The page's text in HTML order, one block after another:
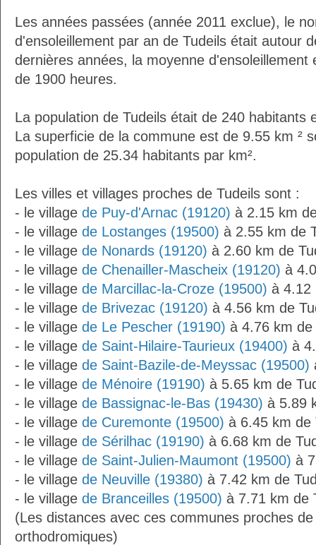
Les années passées (année 2011 exclue), le
d'ensoleillement par an de Tudeils était autour
dernières années, la moyenne d'ensoleillement
de 1900 heures.
La population de Tudeils était de 240 habitants
La superficie de la commune est de 9.55 km ²
population de 25.34 habitants par km².
Les villes et villages proches de Tudeils sont :
- le village de Puy-d'Arnac (19120) à 2.15 km
- le village de Lostanges (19500) à 2.55 km de
- le village de Nonards (19120) à 2.60 km de
- le village de Chenailler-Mascheix (19120) à
- le village de Marcillac-la-Croze (19500) à 4.12
- le village de Brivezac (19120) à 4.56 km de
- le village de Le Pescher (19190) à 4.76 km de
- le village de Saint-Hilaire-Taurieux (19400) à
- le village de Saint-Bazile-de-Meyssac (19500)
- le village de Ménoire (19190) à 5.65 km de
- le village de Bassignac-le-Bas (19430) à 5.89
- le village de Curemonte (19500) à 6.45 km de
- le village de Sérilhac (19190) à 6.68 km de
- le village de Saint-Julien-Maumont (19500) à
- le village de Neuville (19380) à 7.42 km de
- le village de Branceilles (19500) à 7.71 km de
(Les distances avec ces communes proches
orthodromiques)